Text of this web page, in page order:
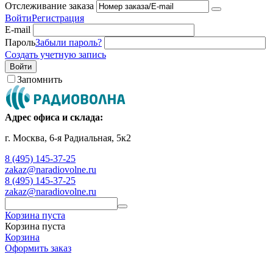
Отслеживание заказа
ВойтиРегистрация
E-mail
ПарольЗабыли пароль?
Создать учетную запись
Войти
Запомнить
Адрес офиса и склада:
г. Москва, 6-я Радиальная, 5к2
8 (495) 145-37-25
zakaz@naradiovolne.ru
8 (495) 145-37-25
zakaz@naradiovolne.ru
Корзина пуста
Корзина пуста
Корзина
Оформить заказ